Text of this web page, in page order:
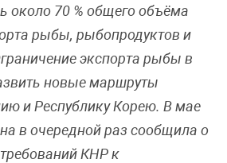
около 70 % общего объёма
рыбы, рыбопродуктов и
экспорта рыбы в
новые маршруты
и Республику Корею. В мае
в очередной раз сообщила о
КНР к